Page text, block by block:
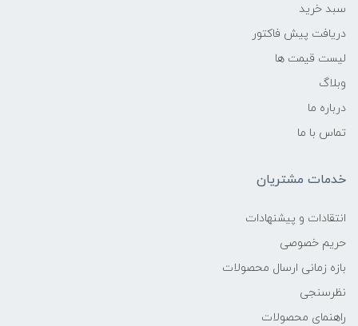
سبد خرید
دریافت پیش فاکتور
لیست قیمت ها
وبلاگ
درباره ما
تماس با ما
خدمات مشتریان
انتقادات و پیشنهادات
حریم خصوصی
بازه زمانی ارسال محصولات
نظرسنجی
راهنمای محصولات